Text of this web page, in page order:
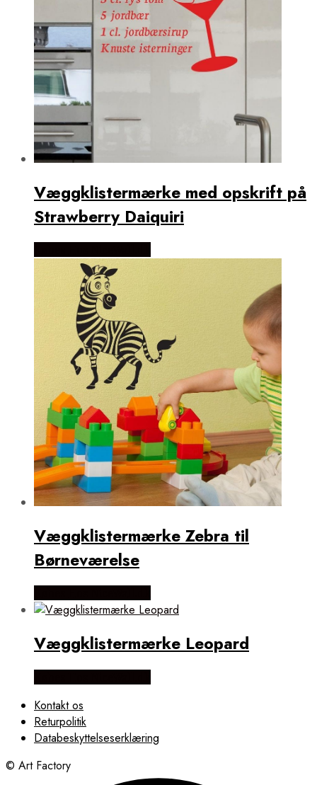
Væggklistermærke med opskrift på
Strawberry Daiquiri
Væggklistermærke Zebra til
Børneværelse
Væggklistermærke Leopard
Kontakt os
Returpolitik
Databeskyttelseserklæring
© Art Factory